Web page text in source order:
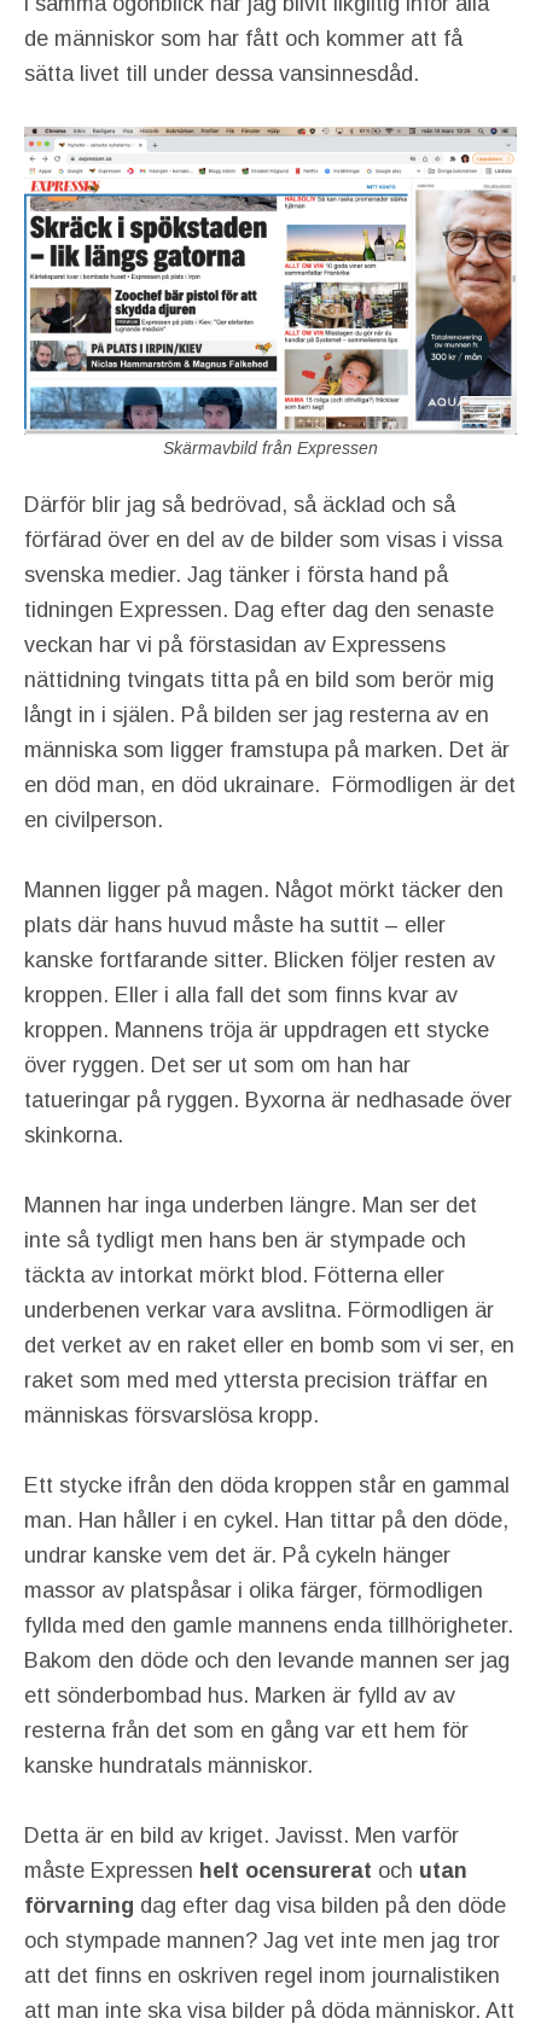
de människor som har fått och kommer att få
sätta livet till under dessa vansinnesdåd.
Skärmavbild från Expressen
Därför blir jag så bedrövad, så äcklad och så
förfärad över en del av de bilder som visas i vissa
svenska medier. Jag tänker i första hand på
tidningen Expressen. Dag efter dag den senaste
veckan har vi på förstasidan av Expressens
nättidning tvingats titta på en bild som berör mig
långt in i själen. På bilden ser jag resterna av en
människa som ligger framstupa på marken. Det är
en död man, en död ukrainare. Förmodligen är det
en civilperson.
Mannen ligger på magen. Något mörkt täcker den
plats där hans huvud måste ha suttit – eller
kanske fortfarande sitter. Blicken följer resten av
kroppen. Eller i alla fall det som finns kvar av
kroppen. Mannens tröja är uppdragen ett stycke
över ryggen. Det ser ut som om han har
tatueringar på ryggen. Byxorna är nedhasade över
skinkorna.
Mannen har inga underben längre. Man ser det
inte så tydligt men hans ben är stympade och
täckta av intorkat mörkt blod. Fötterna eller
underbenen verkar vara avslitna. Förmodligen är
det verket av en raket eller en bomb som vi ser, en
raket som med med yttersta precision träffar en
människas försvarslösa kropp.
Ett stycke ifrån den döda kroppen står en gammal
man. Han håller i en cykel. Han tittar på den döde,
undrar kanske vem det är. På cykeln hänger
massor av platspåsar i olika färger, förmodligen
fyllda med den gamle mannens enda tillhörigheter.
Bakom den döde och den levande mannen ser jag
ett sönderbombad hus. Marken är fylld av av
resterna från det som en gång var ett hem för
kanske hundratals människor.
Detta är en bild av kriget. Javisst. Men varför
måste Expressen helt ocensurerat och utan
förvarning dag efter dag visa bilden på den döde
och stympade mannen? Jag vet inte men jag tror
att det finns en oskriven regel inom journalistiken
att man inte ska visa bilder på döda människor. Att